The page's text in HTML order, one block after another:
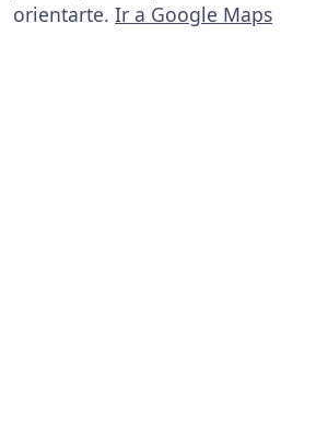
orientarte. Ir a Google Maps